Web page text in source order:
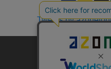
Tweets by